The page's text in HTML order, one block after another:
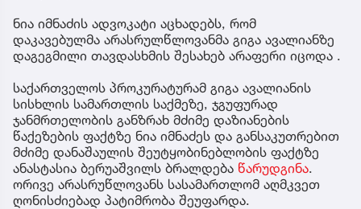
ნია იმნაძის ადვოკატი აცხადებს, რომ
დაკავებულმა არასრულწლოვანმა გიგა ავალიანზე
დაგეგმილი თავდასხმის შესახებ არაფერი იცოდა .
საქართველოს პროკურატურამ გიგა ავალიანის
სისხლის სამართლის საქმეზე, ჯგუფურად
ჯანმრთელობის განზრახ მძიმე დაზიანების
წაქეზების ფაქტზე ნია იმნაძეს და განსაკუთრებით
მძიმე დანაშაულის შეუტყობინებლობის ფაქტზე
ანასტასია ბერუაშვილს ბრალდება წარუდგინა.
ორივე არასრუწლოვანს სასამართლომ აღმკვეთ
ღონისძიებად პატიმრობა შეუფარდა.